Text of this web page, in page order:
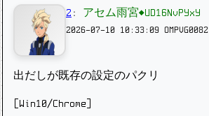
2 : アセム雨宮◆UD16NvPYxY
2026-07-10 10:33:09 OMPVG0082
出だしが既存の設定のパクリ
[Win10/Chrome]